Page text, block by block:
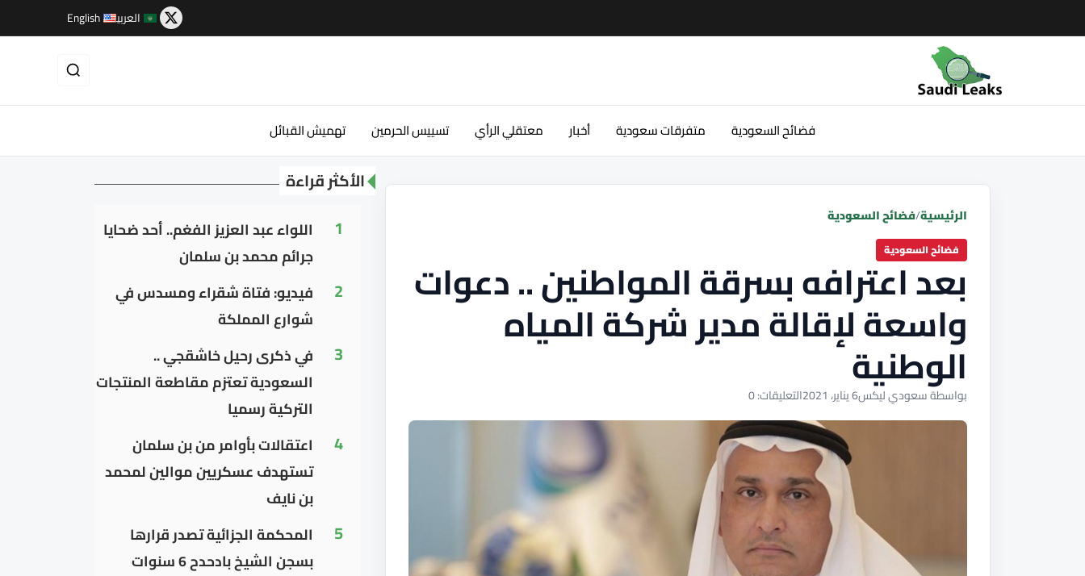
العربية English
فضائح السعودية متفرقات سعودية أخبار معتقلي الرأي تسييس الحرمين تهميش القبائل
الرئيسية/فضائح السعودية
فضائح السعودية
بعد اعترافه بسرقة المواطنين .. دعوات
واسعة لإقالة مدير شركة المياه
الوطنية
بواسطة سعودي ليكس6 يناير، 2021 التعليقات: 0
الأكثر قراءة
1
اللواء عبد العزيز الفغم.. أحد ضحايا
جرائم محمد بن سلمان
2
فيديو: فتاة شقراء ومسدس في
شوارع المملكة
3
في ذكرى رحيل خاشقجي ..
السعودية تعتزم مقاطعة المنتجات
التركية رسميا
4
اعتقالات بأوامر من بن سلمان
تستهدف عسكريين موالين لمحمد
بن نايف
5
المحكمة الجزائية تصدر قرارها
بسجن الشيخ بادحدح 6 سنوات